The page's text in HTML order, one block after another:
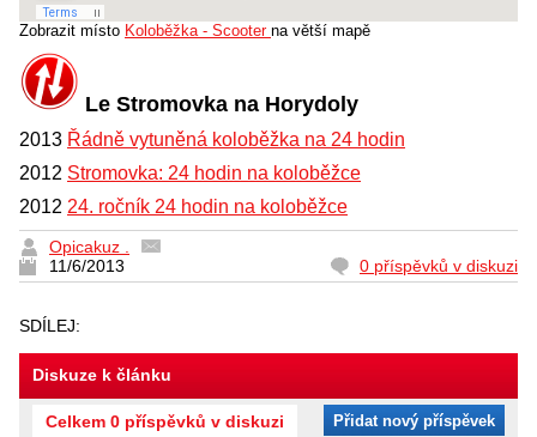
Zobrazit místo Koloběžka - Scooter na větší mapě
Le Stromovka na Horydoly
2013 Řádně vytuněná koloběžka na 24 hodin
2012 Stromovka: 24 hodin na koloběžce
2012 24. ročník 24 hodin na koloběžce
Opicakuz .
11/6/2013
0 příspěvků v diskuzi
SDÍLEJ:
Diskuze k článku
Celkem 0 příspěvků v diskuzi Přidat nový příspěvek